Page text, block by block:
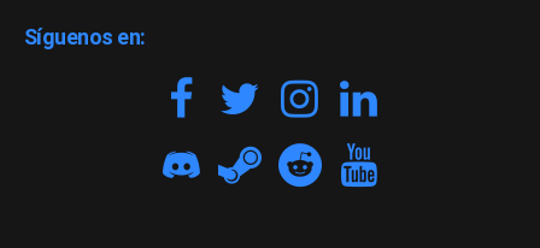
Síguenos en: